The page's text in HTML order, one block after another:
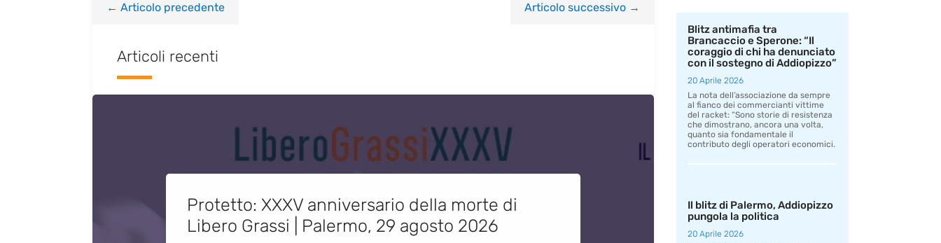
← Articolo precedente Articolo successivo→
Articoli recenti
Protetto: XXXV anniversario della morte di
Libero Grassi | Palermo, 29 agosto 2026
Blitz antimafia tra
Brancaccio e Sperone: “Il
coraggio di chi ha denunciato
con il sostegno di Addiopizzo”
20 Aprile 2026
La nota dell’associazione da sempre
al fianco dei commercianti vittime
del racket: “Sono storie di resistenza
che dimostrano, ancora una volta,
quanto sia fondamentale il
contributo degli operatori economici.
Il blitz di Palermo, Addiopizzo
pungola la politica
20 Aprile 2026